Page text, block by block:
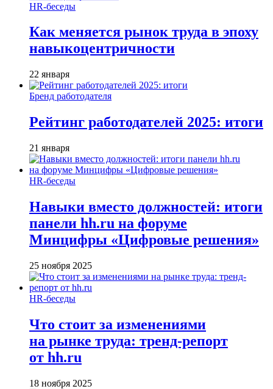
HR-беседы
Как меняется рынок труда в эпоху
навыкоцентричности
22 января
Бренд работодателя
Рейтинг работодателей 2025: итоги
21 января
HR-беседы
Навыки вместо должностей: итоги
панели hh.ru на форуме
Минцифры «Цифровые решения»
25 ноября 2025
HR-беседы
Что стоит за изменениями
на рынке труда: тренд-репорт
от hh.ru
18 ноября 2025